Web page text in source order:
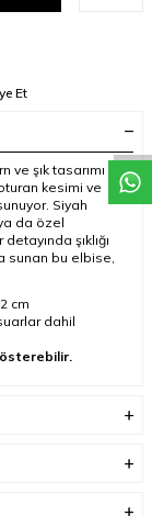
Et
ve şık tasarımı
kesimi ve
Siyah
da özel
şıklığı
sunan bu elbise,
cm
dahil